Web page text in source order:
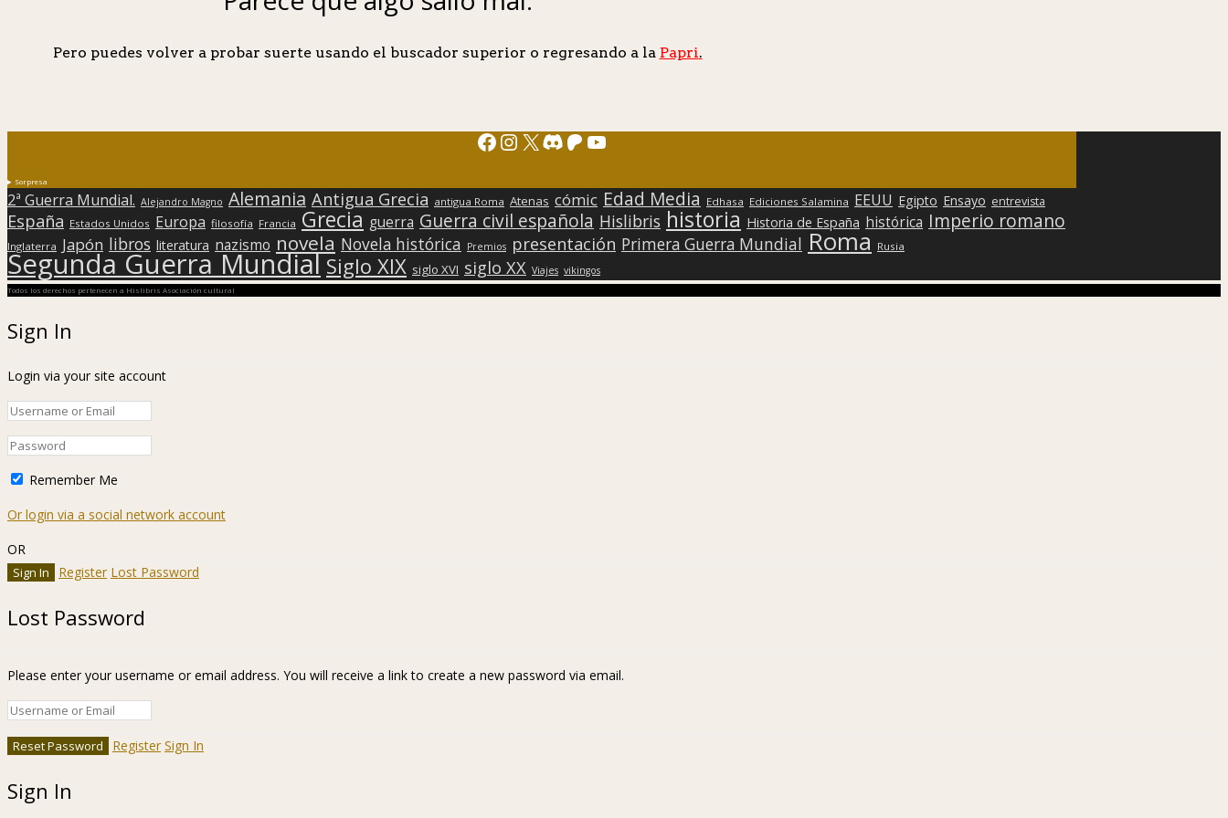
Pero puedes volver a probar suerte usando el buscador superior o regresando a la Papri.
Facebook
Instagram
X Discord
Patreon
YouTube
Sorpresa
2ª Guerra Mundial. Alejandro Magno Alemania Antigua Grecia antigua Roma Atenas cómic Edad Media Edhasa Ediciones Salamina EEUU Egipto Ensayo entrevista
España Estados Unidos Europa filosofía Francia Grecia guerra Guerra civil española Hislibris historia Historia de España histórica Imperio romano
Inglaterra Japón libros literatura nazismo novela Novela histórica Premios presentación Primera Guerra Mundial Roma Rusia
Segunda Guerra Mundial Siglo XIX siglo XVI siglo XX Viajes vikingos
Todos los derechos pertenecen a Hislibris Asociación cultural
Sign In
Login via your site account
Remember Me
Or login via a social network account
OR
Register Lost Password
Lost Password
Please enter your username or email address. You will receive a link to create a new password via email.
Register Sign In
Sign In